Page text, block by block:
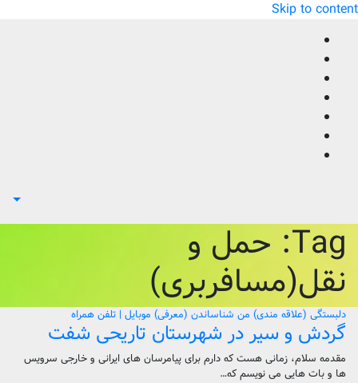
Skip to content
Tag: حمل و
نقل(مسافربری)
دلبستگی (علاقه مندی) من شناساندن (معرفی) موبایل | تلفن همراه
گردش و سیر در شهرستان تاریحی شفت
مقدمه سلام، زمانی هست که دارم برای پیامرسان های ایرانی و خارجی سرویس
ها و بات هایی می نویسم که…